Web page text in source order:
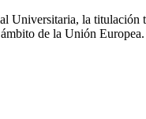
Universitaria, la titulación
de la Unión Europea.